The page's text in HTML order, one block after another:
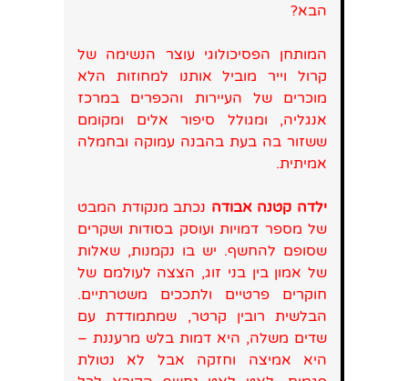
הבא?
המותחן הפסיכולוגי עוצר הנשימה של
קרול וייר מוביל אותנו למחוזות הלא
מוכרים של העיירות והכפרים במרכז
אנגליה, ומגולל סיפור אלים ומקומם
ששזור בה בעת בהבנה עמוקה ובחמלה
אמיתית.
ילדה קטנה אבודה נכתב מנקודת המבט
של מספר דמויות ועוסק בסודות ושקרים
שסופם להחשף. יש בו נקמנות, שאלות
של אמון בין בני זוג, הצצה לעולמם של
חוקרים פרטיים ולתככים משטרתיים.
הבלשית רובין קרטר, שמתמודדת עם
שדים משלה, היא דמות בלש מרעננת –
היא אמיצה וחזקה אבל לא נטולת